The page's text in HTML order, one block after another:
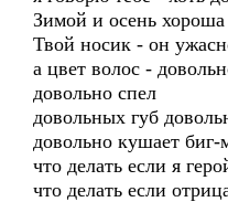
Зимой и осень хороша
Твой носик - он
а цвет волос -
довольно спел
довольных губ
довольно кушает биг-
что делать если я
что делать если